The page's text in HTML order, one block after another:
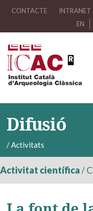
CONTACTE INTRANET
EN
Difusió
/Activitats
Activitat científica/